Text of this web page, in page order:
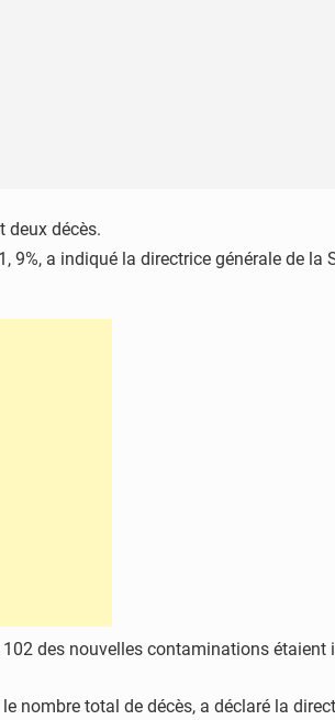
deux décès.
a indiqué la directrice générale de la
102 des nouvelles contaminations
nombre total de décès, a déclaré la